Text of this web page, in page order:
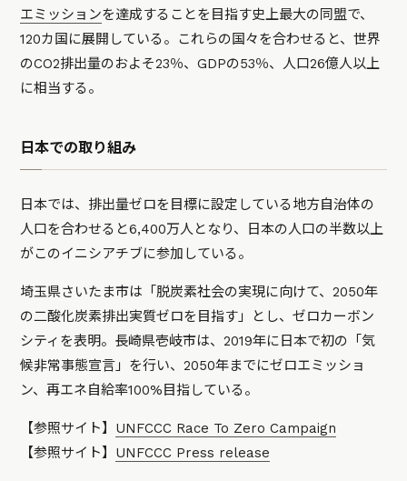
エミッションを達成することを目指す史上最大の同盟で、
120カ国に展開している。これらの国々を合わせると、世界
のCO2排出量のおよそ23％、GDPの53％、人口26億人以上
に相当する。
日本での取り組み
日本では、排出量ゼロを目標に設定している地方自治体の
人口を合わせると6,400万人となり、日本の人口の半数以上
がこのイニシアチブに参加している。
埼玉県さいたま市は「脱炭素社会の実現に向けて、2050年
の二酸化炭素排出実質ゼロを目指す」とし、ゼロカーボン
シティを表明。長崎県壱岐市は、2019年に日本で初の「気
候非常事態宣言」を行い、2050年までにゼロエミッショ
ン、再エネ自給率100%目指している。
【参照サイト】 UNFCCC Race To Zero Campaign
【参照サイト】 UNFCCC Press release